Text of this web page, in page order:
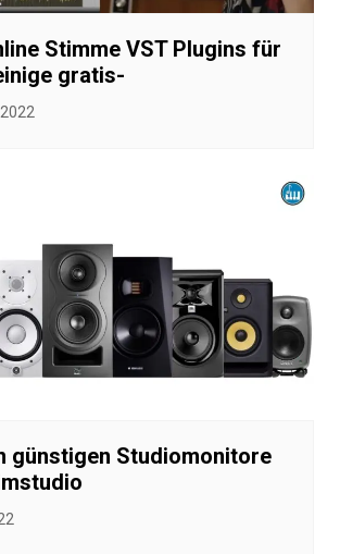
Stimme VST Plugins für
gratis-
günstigen Studiomonitore